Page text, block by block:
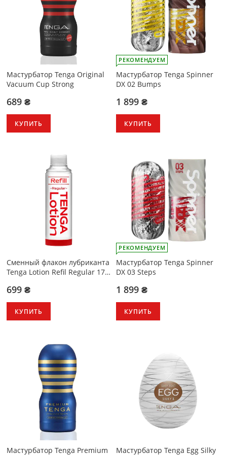
Мастурбатор Tenga Original
Vacuum Cup Strong
689 ₴
КУПИТЬ
РЕКОМЕНДУЕМ
Мастурбатор Tenga Spinner
DX 02 Bumps
1 899 ₴
КУПИТЬ
Сменный флакон лубриканта
Tenga Lotion Refil Regular 170
699 ₴
КУПИТЬ
РЕКОМЕНДУЕМ
Мастурбатор Tenga Spinner
DX 03 Steps
1 899 ₴
КУПИТЬ
Мастурбатор Tenga Premium Мастурбатор Tenga Egg Silky